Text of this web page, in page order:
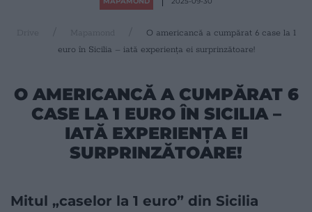
Drive Mapamond
O americancă a cumpărat 6 case la 1
euro în Sicilia – iată experiența ei surprinzătoare!
O AMERICANCĂ A CUMPĂRAT 6
CASE LA 1 EURO ÎN SICILIA –
IATĂ EXPERIENȚA EI
SURPRINZĂTOARE!
Mitul „caselor la 1 euro” din Sicilia